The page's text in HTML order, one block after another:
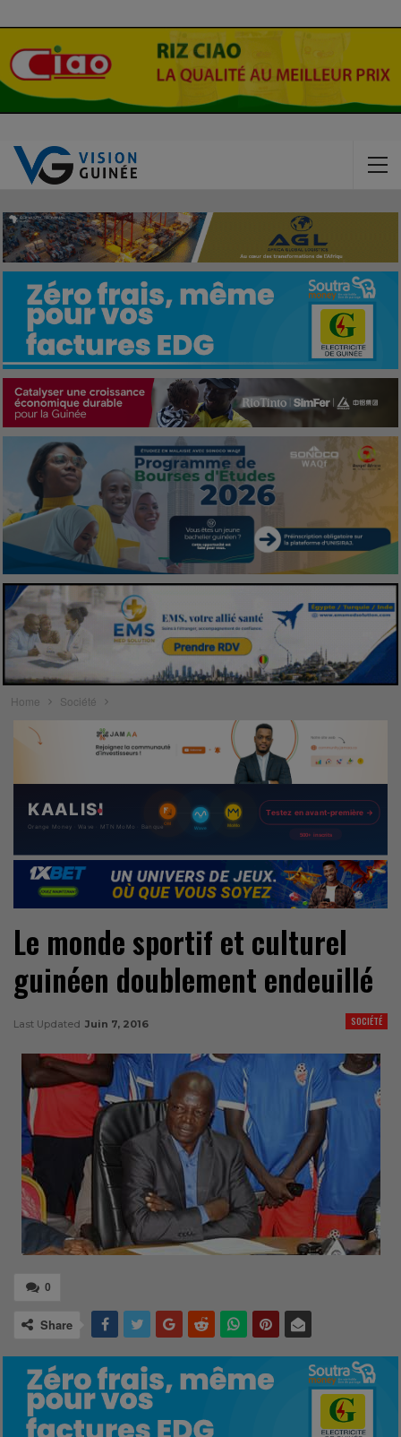
Home Société
Le monde sportif et culturel
guinéen doublement endeuillé
SOCIÉTÉ
Last Updated Juin 7, 2016
0
Share